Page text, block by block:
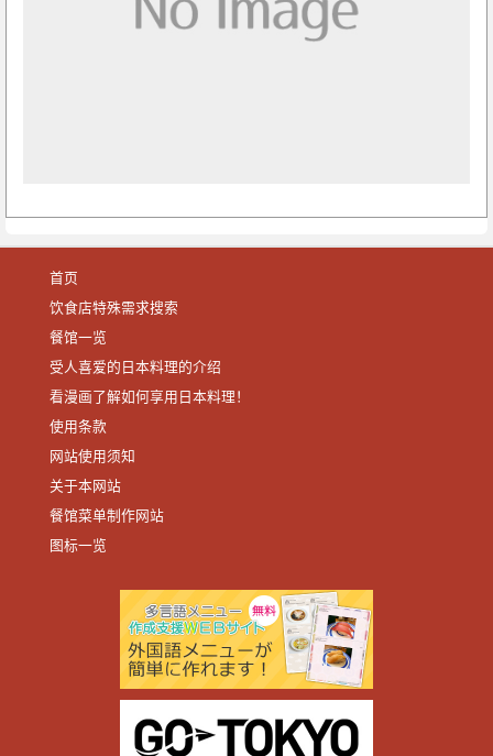
首页
饮食店特殊需求搜索
餐馆一览
受人喜爱的日本料理的介绍
看漫画了解如何享用日本料理！
使用条款
网站使用须知
关于本网站
餐馆菜单制作网站
图标一览